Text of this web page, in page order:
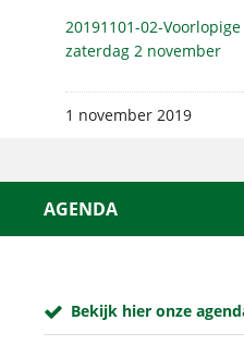
20191101-02-
zaterdag 2 november
1 november 2019
AGENDA
Bekijk hier onze